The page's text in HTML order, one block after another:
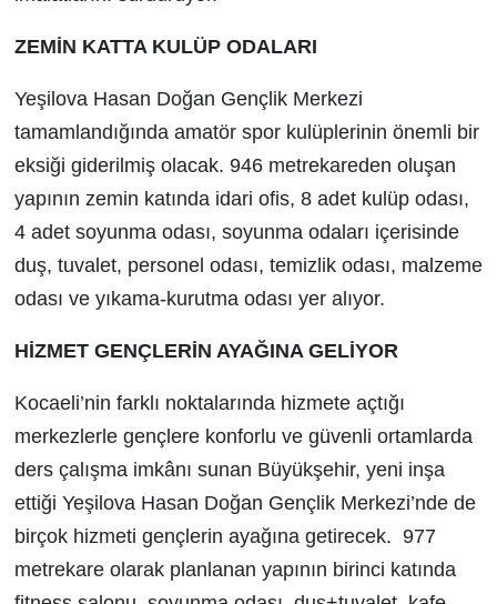
ZEMİN KATTA KULÜP ODALARI
Yeşilova Hasan Doğan Gençlik Merkezi
tamamlandığında amatör spor kulüplerinin önemli bir
eksiği giderilmiş olacak. 946 metrekareden oluşan
yapının zemin katında idari ofis, 8 adet kulüp odası,
4 adet soyunma odası, soyunma odaları içerisinde
duş, tuvalet, personel odası, temizlik odası, malzeme
odası ve yıkama-kurutma odası yer alıyor.
HİZMET GENÇLERİN AYAĞINA GELİYOR
Kocaeli’nin farklı noktalarında hizmete açtığı
merkezlerle gençlere konforlu ve güvenli ortamlarda
ders çalışma imkânı sunan Büyükşehir, yeni inşa
ettiği Yeşilova Hasan Doğan Gençlik Merkezi’nde de
birçok hizmeti gençlerin ayağına getirecek. 977
metrekare olarak planlanan yapının birinci katında